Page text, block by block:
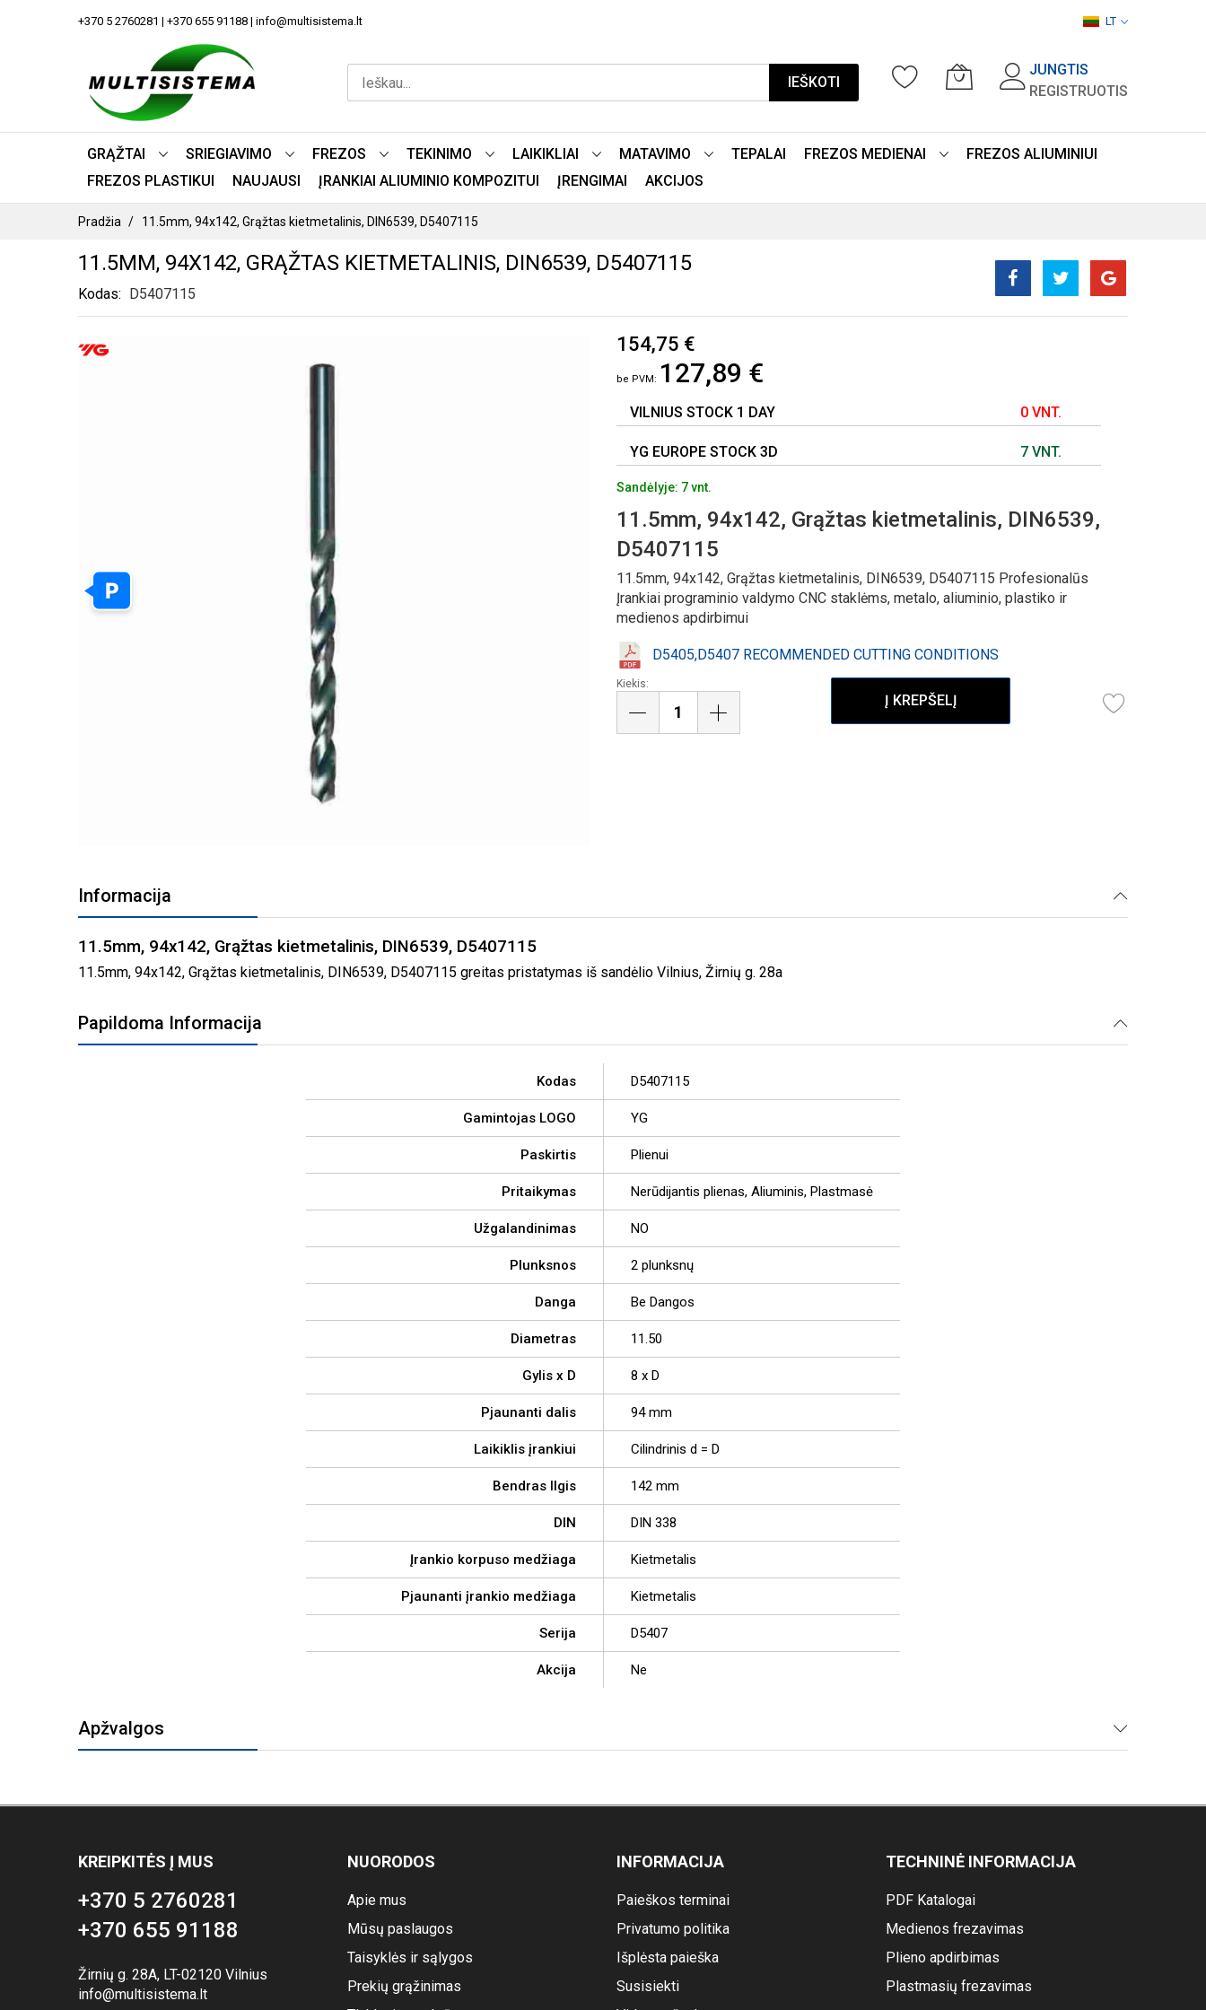
+370 5 2760281 | +370 655 91188 | info@multisistema.lt LT
IEŠKOTI
JUNGTIS
REGISTRUOTIS
GRĄŽTAI SRIEGIAVIMO FREZOS TEKINIMO LAIKIKLIAI MATAVIMO TEPALAI FREZOS MEDIENAI
FREZOS ALIUMINIUI
FREZOS PLASTIKUI
NAUJAUSI ĮRANKIAI ALIUMINIO KOMPOZITUI ĮRENGIMAI AKCIJOS
Pradžia 11.5mm, 94x142, Grąžtas kietmetalinis, DIN6539, D5407115
11.5MM, 94X142, GRĄŽTAS KIETMETALINIS, DIN6539, D5407115
Kodas D5407115
PEREITI
P
PAVEIKSLĖLIŲ
GALERIJOS
154,75 €
127,89 €
VILNIUS STOCK 1 DAY 0 VNT.
YG EUROPE STOCK 3D 7 VNT.
Sandėlyje: 7 vnt.
11.5mm, 94x142, Grąžtas kietmetalinis, DIN6539,
D5407115
11.5mm, 94x142, Grąžtas kietmetalinis, DIN6539, D5407115 Profesionalūs
Įrankiai programinio valdymo CNC staklėms, metalo, aliuminio, plastiko ir
medienos apdirbimui
D5405,D5407 RECOMMENDED CUTTING CONDITIONS
Kiekis:
Į KREPŠELĮ
Informacija
11.5mm, 94x142, Grąžtas kietmetalinis, DIN6539, D5407115
11.5mm, 94x142, Grąžtas kietmetalinis, DIN6539, D5407115 greitas pristatymas iš sandėlio Vilnius, Žirnių g. 28a
Papildoma Informacija
Kodas D5407115
Gamintojas LOGO YG
Paskirtis Plienui
Pritaikymas Nerūdijantis plienas, Aliuminis, Plastmasė
Užgalandinimas NO
Plunksnos 2 plunksnų
Danga Be Dangos
Diametras 11.50
Gylis x D 8 x D
Pjaunanti dalis 94 mm
Laikiklis įrankiui Cilindrinis d = D
Bendras Ilgis 142 mm
DIN DIN 338
Įrankio korpuso medžiaga Kietmetalis
Pjaunanti įrankio medžiaga Kietmetalis
Serija D5407
Akcija Ne
Apžvalgos
KREIPKITĖS Į MUS
+370 5 2760281
+370 655 91188
Žirnių g. 28A, LT-02120 Vilnius
info@multisistema.lt
NUORODOS
Apie mus
Mūsų paslaugos
Taisyklės ir sąlygos
Prekių grąžinimas
INFORMACIJA
Paieškos terminai
Privatumo politika
Išplėsta paieška
Susisiekti
TECHNINĖ INFORMACIJA
PDF Katalogai
Medienos frezavimas
Plieno apdirbimas
Plastmasių frezavimas